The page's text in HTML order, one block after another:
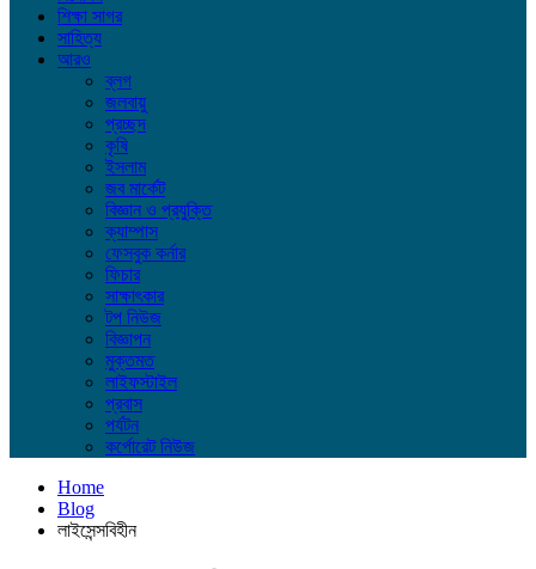
শিক্ষা সাগর
সাহিত্য
আরও
ব্লগ
জলবায়ু
প্রচ্ছদ
কৃষি
ইসলাম
জব মার্কেট
বিজ্ঞান ও প্রযুক্তি
ক্যাম্পাস
ফেসবুক কর্নার
ফিচার
সাক্ষাৎকার
টপ নিউজ
বিজ্ঞাপন
মুক্তমত
লাইফস্টাইল
প্রবাস
পর্যটন
কর্পোরেট নিউজ
Home
Blog
লাইসেন্সবিহীন